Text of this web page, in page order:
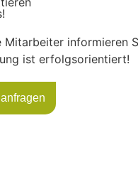
Mitarbeiter informieren
ist erfolgsorientiert!